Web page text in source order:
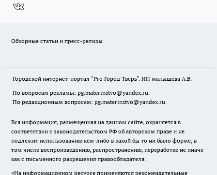
Обзорные статьи и пресс-релизы
Городской интернет-портал "Pro Город Тверь". ИП малышева А.В.
По вопросам рекламы: pg.materinstvo@yandex.ru.
По редакционным вопросам: pg.materinstvo@yandex.ru.
Вся информация, размещенная на данном сайте, охраняется в
соответствии с законодательством РФ об авторском праве и не
подлежит использованию кем-либо в какой бы то ни было форме, в
том числе воспроизведению, распространению, переработке не иначе
как с письменного разрешения правообладателя.
«На информационном ресурсе применяются рекомендательные